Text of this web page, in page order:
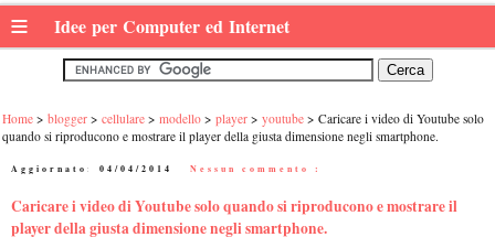
≡ Idee per Computer ed Internet
Home blogger cellulare modello player youtube
Caricare i video di Youtube solo
quando si riproducono e mostrare il player della giusta dimensione negli smartphone.
Aggiornato: 04/04/2014 Nessun commento :
Caricare i video di Youtube solo quando si riproducono e mostrare il
player della giusta dimensione negli smartphone.